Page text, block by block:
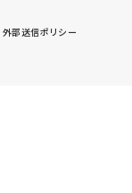
外部送信ポリシー